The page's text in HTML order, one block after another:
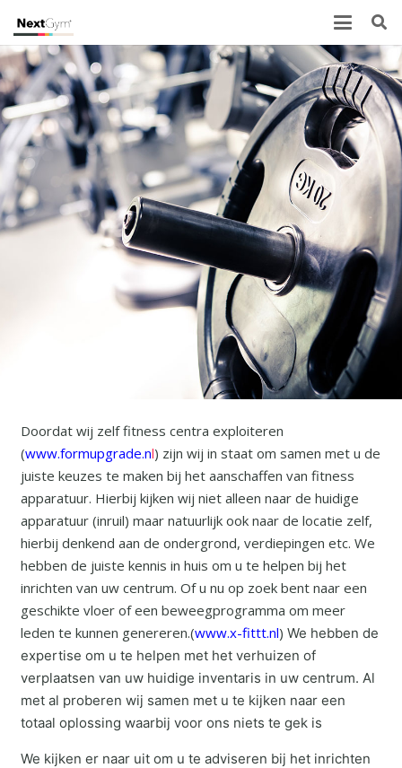
Doordat wij zelf fitness centra exploiteren
(www.formupgrade.nl) zijn wij in staat om samen met u de
juiste keuzes te maken bij het aanschaffen van fitness
apparatuur. Hierbij kijken wij niet alleen naar de huidige
apparatuur (inruil) maar natuurlijk ook naar de locatie zelf,
hierbij denkend aan de ondergrond, verdiepingen etc. We
hebben de juiste kennis in huis om u te helpen bij het
inrichten van uw centrum. Of u nu op zoek bent naar een
geschikte vloer of een beweegprogramma om meer
leden te kunnen genereren.(www.x-fittt.nl) We hebben de
expertise om u te helpen met het verhuizen of
verplaatsen van uw huidige inventaris in uw centrum. Al
met al proberen wij samen met u te kijken naar een
totaal oplossing waarbij voor ons niets te gek is
We kijken er naar uit om u te adviseren bij het inrichten